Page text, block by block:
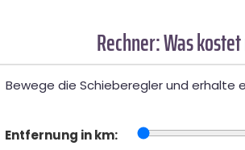
Rechner: Was
Bewege die Schieberegler und erhalte
Entfernung in km: